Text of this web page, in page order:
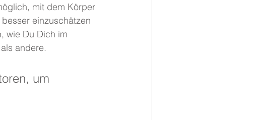
mit dem Körper
einzuschätzen
wie Du Dich im
andere.
um